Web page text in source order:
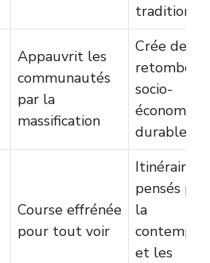
traditions)
Appauvrit les
communautés
par la
massification
Crée des
retombées
socio-
durables
Course effrénée
pour tout voir
Itinéraires
pensés
la
et les